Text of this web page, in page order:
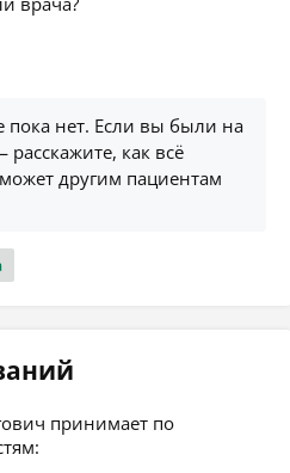
пока нет. Если вы были на
как всё
другим пациентам
принимает по